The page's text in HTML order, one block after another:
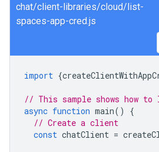
chat/client-libraries/cloud/list-
spaces-app-cred.js
import {
// This sample shows how
async function main()
{
// Create a client
const chatClient =